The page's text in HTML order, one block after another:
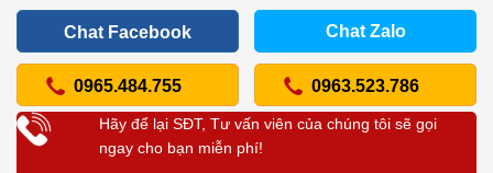
Chat Facebook Chat Zalo
0965.484.755 0963.523.786
Hãy để lại SĐT, Tư vấn viên của chúng tôi sẽ gọi
ngay cho bạn miễn phí!